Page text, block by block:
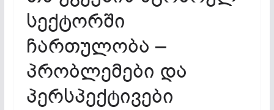
სექტორში
ჩართულობა –
პრობლემები და
პერსპექტივები